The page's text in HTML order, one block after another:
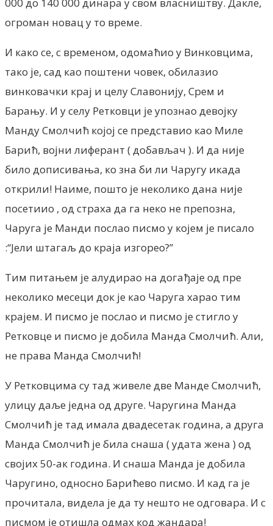
огроман новац у то време.
И како се, с временом, одомаћио у Винковцима,
тако је, сад као поштени човек, обилазио
винковачки крај и целу Славонију, Срем и
Барању. И у селу Ретковци је упознао девојку
Манду Смолчић којој се представио као Миле
Барић, војни лиферант ( добављач ). И да није
било дописивања, ко зна би ли Чаругу икада
открили! Наиме, пошто је неколико дана није
посетиио , од страха да га неко не препозна,
Чаруга је Манди послао писмо у којем је писало
:“Јели штагаљ до краја изгорео?”
Тим питањем је алудирао на догађаје од пре
неколико месеци док је као Чаруга харао тим
крајем. И писмо је послао и писмо је стигло у
Ретковце и писмо је добила Манда Смолчић. Али,
не права Манда Смолчић!
У Ретковцима су тад живеле две Манде Смолчић,
улицу даље једна од друге. Чаругина Манда
Смолчић је тад имала двадесетак година, а друга
Манда Смолчић је била снаша ( удата жена ) од
својих 50-ак година. И снаша Манда је добила
Чаругино, односно Барићево писмо. И кад га је
прочитала, видела је да ту нешто не одговара. И с
писмом је отишла одмах код жандара!